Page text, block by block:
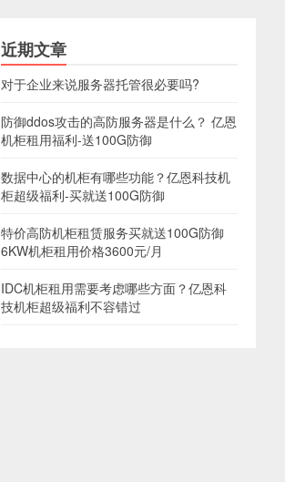
近期文章
对于企业来说服务器托管很必要吗?
防御ddos攻击的高防服务器是什么？ 亿恩
机柜租用福利-送100G防御
数据中心的机柜有哪些功能？亿恩科技机
柜超级福利-买就送100G防御
特价高防机柜租赁服务买就送100G防御
6KW机柜租用价格3600元/月
IDC机柜租用需要考虑哪些方面？亿恩科
技机柜超级福利不容错过